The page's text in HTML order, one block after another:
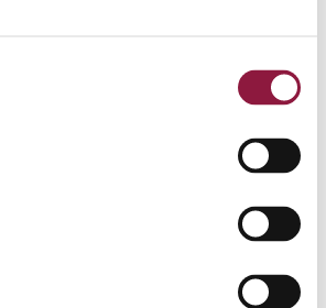
trer frem i arbeidslivet, noe som vil
påvirkning på teknologibruk og
bruke mobil teknologi for å integrere
Z i arbeidslivet.